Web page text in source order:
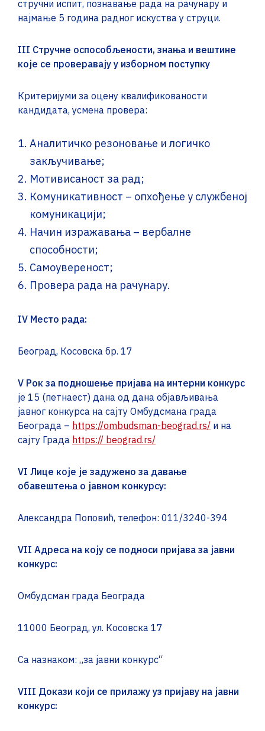
стручни испит, познавање рада на рачунару и
најмање 5 година радног искуства у струци.
III Стручне оспособљености, знања и вештине
које се проверавају у изборном поступку
Критеријуми за оцену квалификованости
кандидата, усмена провера:
Аналитичко резоновање и логичко
закључивање;
Мотивисаност за рад;
Комуникативност – опхођење у службеној
комуникацији;
Начин изражавања – вербалне
способности;
Самоувереност;
Провера рада на рачунару.
IV Место рада:
Београд, Косовска бр. 17
V Рок за подношење пријава на интерни конкурс
је 15 (петнаест) дана од дана објављивања
јавног конкурса на сајту Омбудсмана града
Београда – https://ombudsman-beograd.rs/ и на
сајту Града https:// beograd.rs/
VI Лице које је задужено за давање
обавештења о јавном конкурсу:
Александра Поповић, телефон: 011/3240-394
VII Адреса на коју се подноси пријава за јавни
конкурс:
Омбудсман града Београда
11000 Београд, ул. Косовска 17
Са назнаком: „за јавни конкурс“
VIII Докази који се прилажу уз пријаву на јавни
конкурс: